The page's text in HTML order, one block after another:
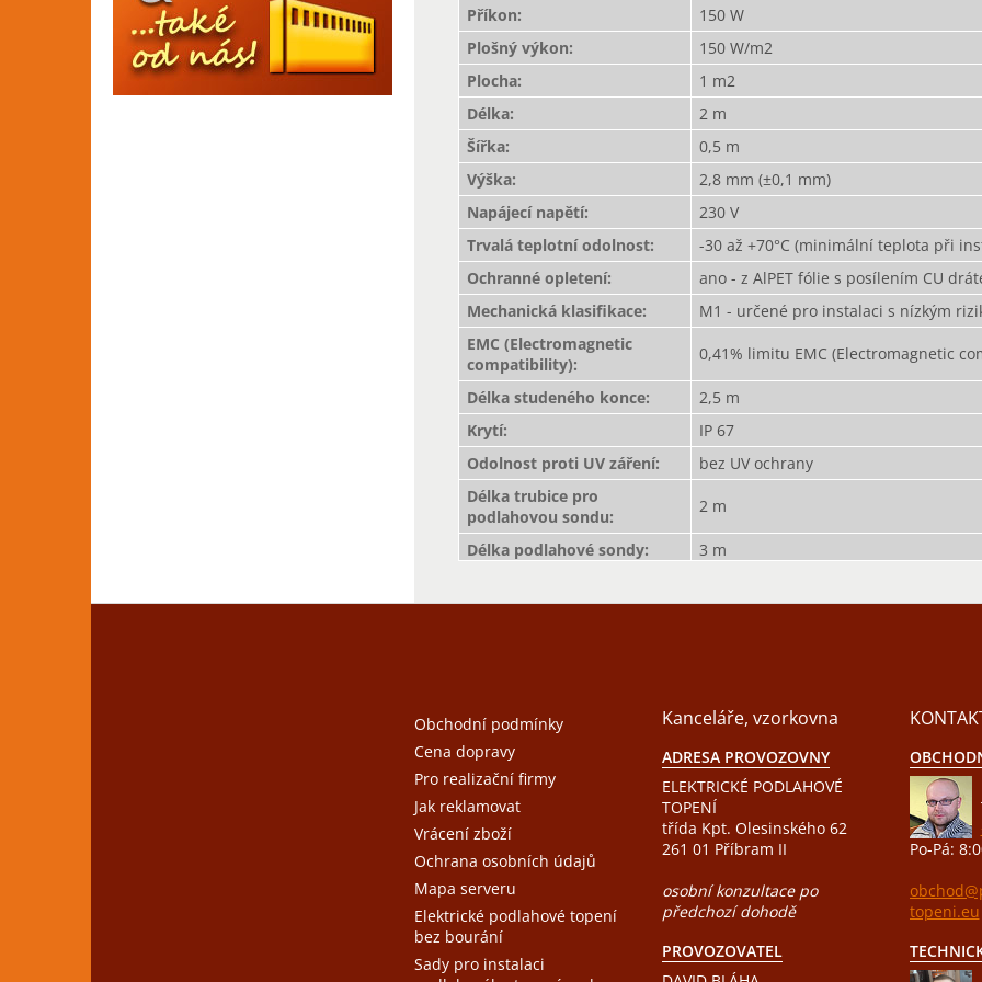
Příkon:
150 W
Plošný výkon:
150 W/m2
Plocha:
1 m2
Délka:
2 m
Šířka:
0,5 m
Výška:
2,8 mm (±0,1 mm)
Napájecí napětí:
230 V
Trvalá teplotní odolnost:
-30 až +70°C (minimální teplota při
Ochranné opletení:
ano - z AlPET fólie s posílením CU
Mechanická klasifikace:
M1 - určené pro instalaci s nízkým
EMC (Electromagnetic
compatibility):
0,41% limitu EMC (Electromagnetic
Délka studeného konce:
2,5 m
Krytí:
IP 67
Odolnost proti UV záření:
bez UV ochrany
Délka trubice pro
podlahovou sondu:
2 m
Délka podlahové sondy: 3 m
Obchodní podmínky
Cena dopravy
Pro realizační firmy
Jak reklamovat
Vrácení zboží
Ochrana osobních údajů
Mapa serveru
Elektrické podlahové topení
bez bourání
Sady pro instalaci
Kanceláře, vzorkovna
ADRESA PROVOZOVNY
ELEKTRICKÉ PODLAHOVÉ
TOPENÍ
třída Kpt. Olesinského 62
261 01 Příbram II
osobní konzultace po
předchozí dohodě
PROVOZOVATEL
Po-Pá:
topeni.eu